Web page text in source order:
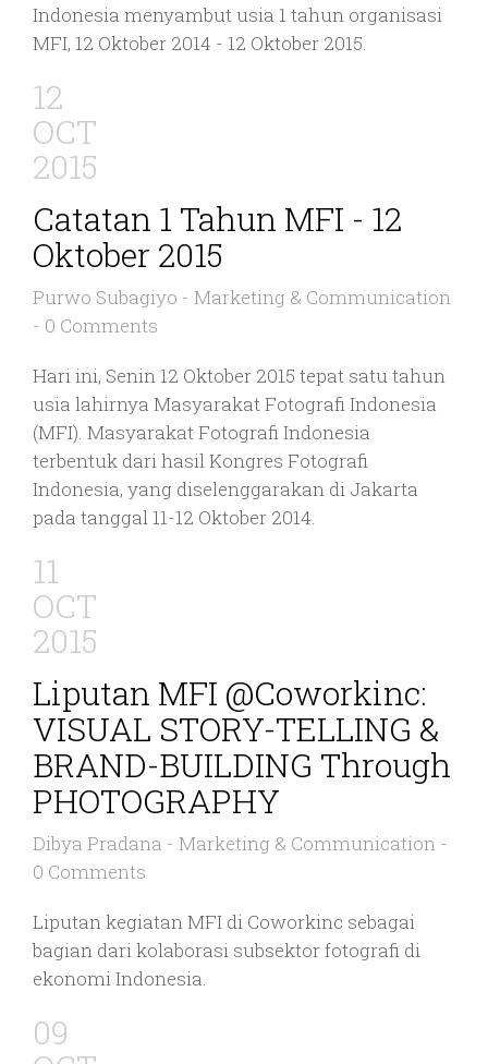
Indonesia menyambut usia 1 tahun organisasi
MFI, 12 Oktober 2014 - 12 Oktober 2015.
12
OCT
2015
Catatan 1 Tahun MFI - 12
Oktober 2015
Purwo Subagiyo - Marketing & Communication
- 0 Comments
Hari ini, Senin 12 Oktober 2015 tepat satu tahun
usia lahirnya Masyarakat Fotografi Indonesia
(MFI). Masyarakat Fotografi Indonesia
terbentuk dari hasil Kongres Fotografi
Indonesia, yang diselenggarakan di Jakarta
pada tanggal 11-12 Oktober 2014.
11
OCT
2015
Liputan MFI @Coworkinc:
VISUAL STORY-TELLING &
BRAND-BUILDING Through
PHOTOGRAPHY
Dibya Pradana - Marketing & Communication -
0 Comments
Liputan kegiatan MFI di Coworkinc sebagai
bagian dari kolaborasi subsektor fotografi di
ekonomi Indonesia.
09